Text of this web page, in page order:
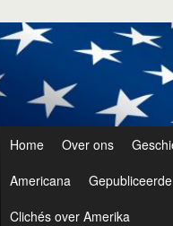
Home Over ons
Americana
Clichés over Amerika